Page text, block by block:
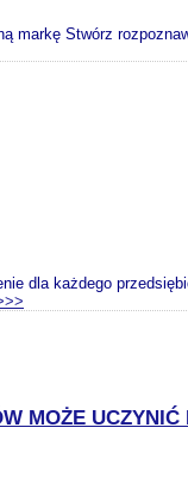
markę Stwórz
dla każdego
MOŻE UCZYNIĆ